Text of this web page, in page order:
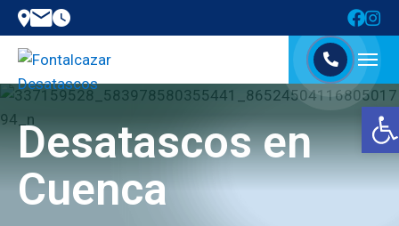
Abrir barra de herramientas
Desatascos en
Cuenca